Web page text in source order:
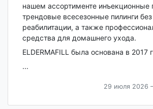
нашем ассортименте инъекционные
трендовые всесезонные пилинги
реабилитации, а также
средства для домашнего ухода.
ELDERMAFILL была основана в 2017
...
29 июля 2026